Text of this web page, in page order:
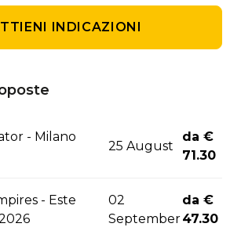
INDICAZIONI
- Milano
25 August
da €
71.30
- Este
02
September
da €
47.30